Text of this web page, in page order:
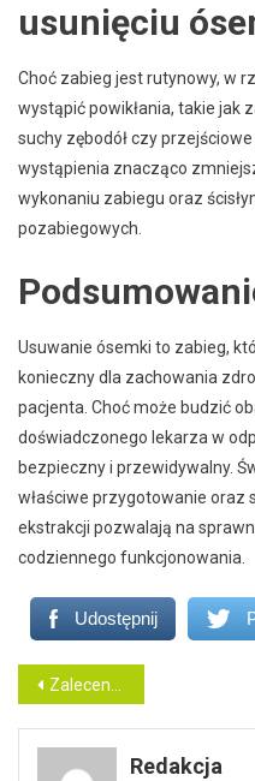
usunięciu
Choć zabieg jest rutynowy, w
wystąpić powikłania, takie jak
suchy zębodół czy
wystąpienia znacząco
wykonaniu zabiegu oraz
pozabiegowych.
Usuwanie ósemki to zabieg,
konieczny dla zachowania
pacjenta. Choć może budzić
doświadczonego lekarza w
bezpieczny i przewidywalny.
właściwe przygotowanie oraz
ekstrakcji pozwalają na
codziennego funkcjonowania.
Udostępnij
Nawigacja
wpisu
Zalecenia po leczeniu periodontologicznym
Redakcja